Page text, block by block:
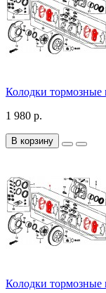
Колодки тормозные
1 980 р.
В корзину
Колодки тормозные